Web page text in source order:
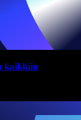
kaikkiin